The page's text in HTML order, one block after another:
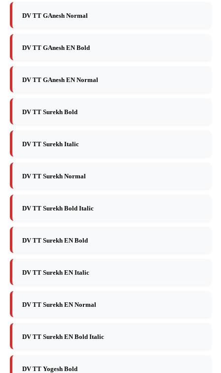
DV TT GAnesh Normal
DV TT GAnesh EN Bold
DV TT GAnesh EN Normal
DV TT Surekh Bold
DV TT Surekh Italic
DV TT Surekh Normal
DV TT Surekh Bold Italic
DV TT Surekh EN Bold
DV TT Surekh EN Italic
DV TT Surekh EN Normal
DV TT Surekh EN Bold Italic
DV TT Yogesh Bold